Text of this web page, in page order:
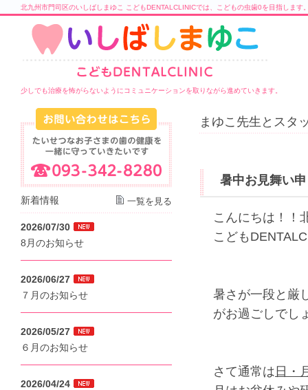
北九州市門司区のいしばしまゆこ こどもDENTALCLINICでは、こどもの虫歯0を目指します
少しでも治療を怖がらないようにコミュニケーションを取りながら進めていきます。
まゆこ先生とスタ
暑中お見舞い
こんにちは！！
こども
暑さが一段と厳
がお過ごしでし
さて通常は 日・
新着情報 一覧を見る
2026/07/30
8月のお知らせ
2026/06/27
７月のお知らせ
2026/05/27
６月のお知らせ
2026/04/24